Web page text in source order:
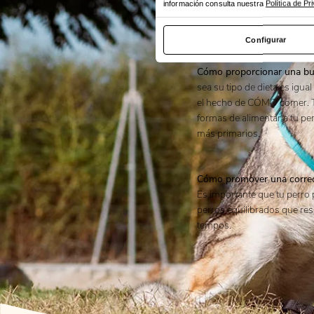
Por eso es muy
paseo con elementos
Cómo proporcionar una
sea su tipo de dieta es
el hecho de CÓMO comer.
formas de alimentar a tu
más primarios.
Cómo promover una
Es importante que tu
perros equilibrados que
tempos.
información consulta nuestra Política de
Configurar